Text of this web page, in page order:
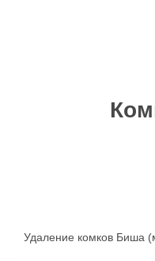
Удаление комков Биша